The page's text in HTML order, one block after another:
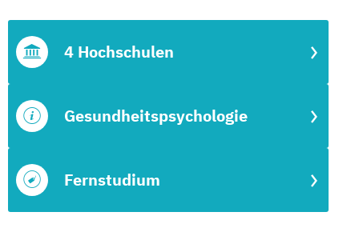
Fernstudium
Gesundheitspsychologie
4 Hochschulen